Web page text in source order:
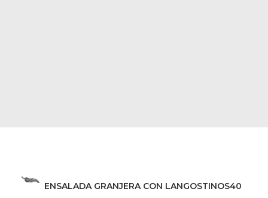
ENSALADA GRANJERA CON LANGOSTINOS40